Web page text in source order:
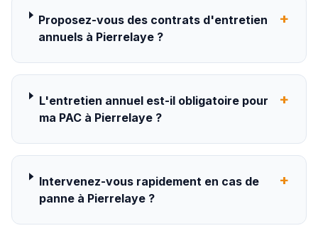
Proposez-vous des contrats d'entretien
annuels à Pierrelaye ?
+
L'entretien annuel est-il obligatoire pour
ma PAC à Pierrelaye ?
+
Intervenez-vous rapidement en cas de
panne à Pierrelaye ?
+